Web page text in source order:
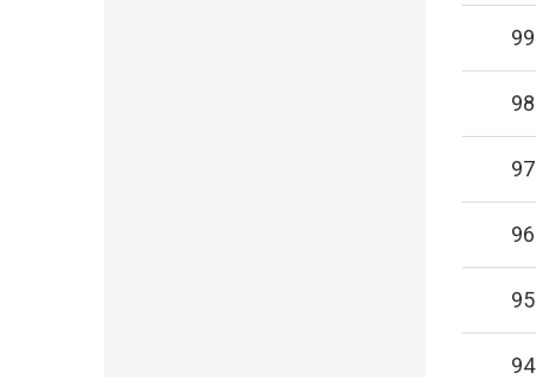
99
98
97
96
95
94